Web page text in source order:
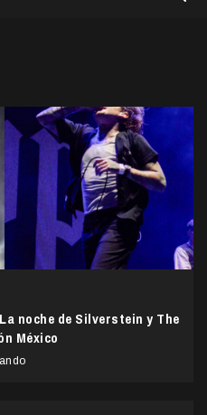
noche de Silverstein y The
México